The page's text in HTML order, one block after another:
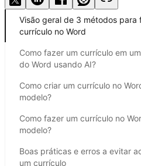
Visão geral de 3 métodos para
currículo no Word
Como fazer um currículo em
do Word usando AI?
Como criar um currículo no
modelo?
Como fazer um currículo no
modelo?
Boas práticas e erros a evitar
um currículo